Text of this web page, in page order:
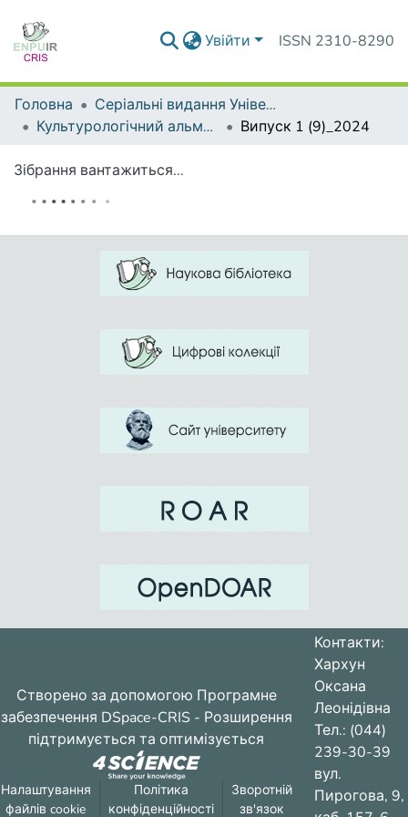
Увійти ISSN 2310-8290
Головна
Серіальні видання Університету
Культурологічний альманах
Випуск 1 (9)_2024
Зібрання вантажиться...
Створено за допомогою Програмне
забезпечення DSpace-CRIS - Розширення
підтримується та оптимізується
Налаштування
файлів cookie
Політика
конфіденційності
Зворотній
зв'язок
Контакти:
Хархун
Оксана
Леонідівна
Тел.: (044)
239-30-39
вул.
Пирогова, 9,